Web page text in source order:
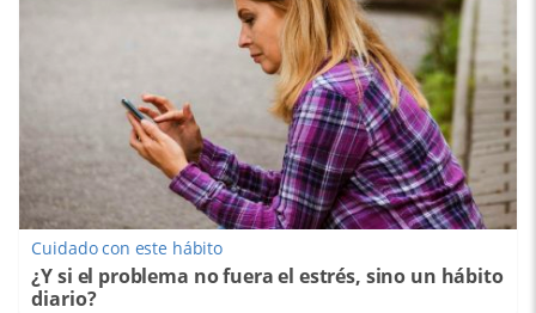
Cuidado con este hábito
¿Y si el problema no fuera el estrés, sino un hábito
diario?